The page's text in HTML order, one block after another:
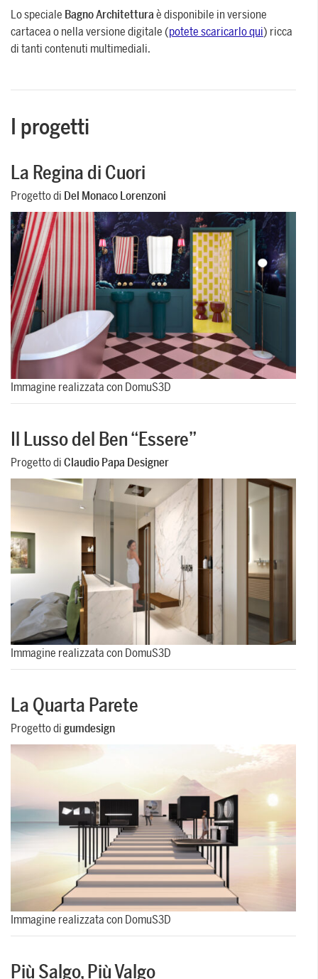
Lo speciale Bagno Architetturaè disponibile in versione
cartacea o nella versione digitale (potete scaricarlo qui) ricca
di tanti contenuti multimediali.
I progetti
La Regina di Cuori
Progetto di Del Monaco Lorenzoni
Immagine realizzata con DomuS3D
Il Lusso del Ben “Essere”
Progetto diClaudio Papa Designer
Immagine realizzata con DomuS3D
La Quarta Parete
Progetto digumdesign
Immagine realizzata con DomuS3D
Più Salgo, Più Valgo